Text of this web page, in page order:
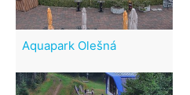
Aquapark Olešná